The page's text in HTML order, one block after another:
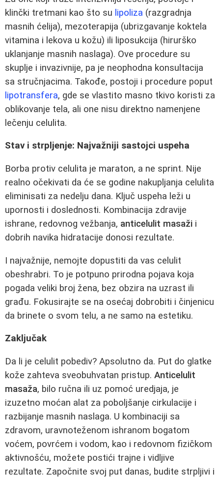
klinčki tretmani kao što su lipoliza (razgradnja
masnih ćelija), mezoterapija (ubrizgavanje koktela
vitamina i lekova u kožu) ili liposukcija (hirurško
uklanjanje masnih naslaga). Ove procedure su
skuplje i invazivnije, pa je neophodna konsultacija
sa stručnjacima. Takođe, postoji i procedure poput
lipotransfera, gde se vlastito masno tkivo koristi za
oblikovanje tela, ali one nisu direktno namenjene
lečenju celulita.
Stav i strpljenje: Najvažniji sastojci uspeha
Borba protiv celulita je maraton, a ne sprint. Nije
realno očekivati da će se godine nakupljanja celulita
eliminisati za nedelju dana. Ključ uspeha leži u
upornosti i doslednosti. Kombinacija zdravije
ishrane, redovnog vežbanja, anticelulit masaži i
dobrih navika hidratacije donosi rezultate.
I najvažnije, nemojte dopustiti da vas celulit
obeshrabri. To je potpuno prirodna pojava koja
pogada veliki broj žena, bez obzira na uzrast ili
građu. Fokusirajte se na osećaj dobrobiti i činjenicu
da brinete o svom telu, a ne samo na estetiku.
Zaključak
Da li je celulit pobediv? Apsolutno da. Put do glatke
kože zahteva sveobuhvatan pristup. Anticelulit
masaža, bilo ručna ili uz pomoć uredjaja, je
izuzetno moćan alat za poboljšanje cirkulacije i
razbijanje masnih naslaga. U kombinaciji sa
zdravom, uravnoteženom ishranom bogatom
voćem, povrćem i vodom, kao i redovnom fizičkom
aktivnošću, možete postići trajne i vidljive
rezultate. Započnite svoj put danas, budite strpljivi i